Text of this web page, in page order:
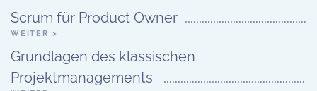
Scrum für Product Owner
WEITER >
Grundlagen des klassischen
Projektmanagements